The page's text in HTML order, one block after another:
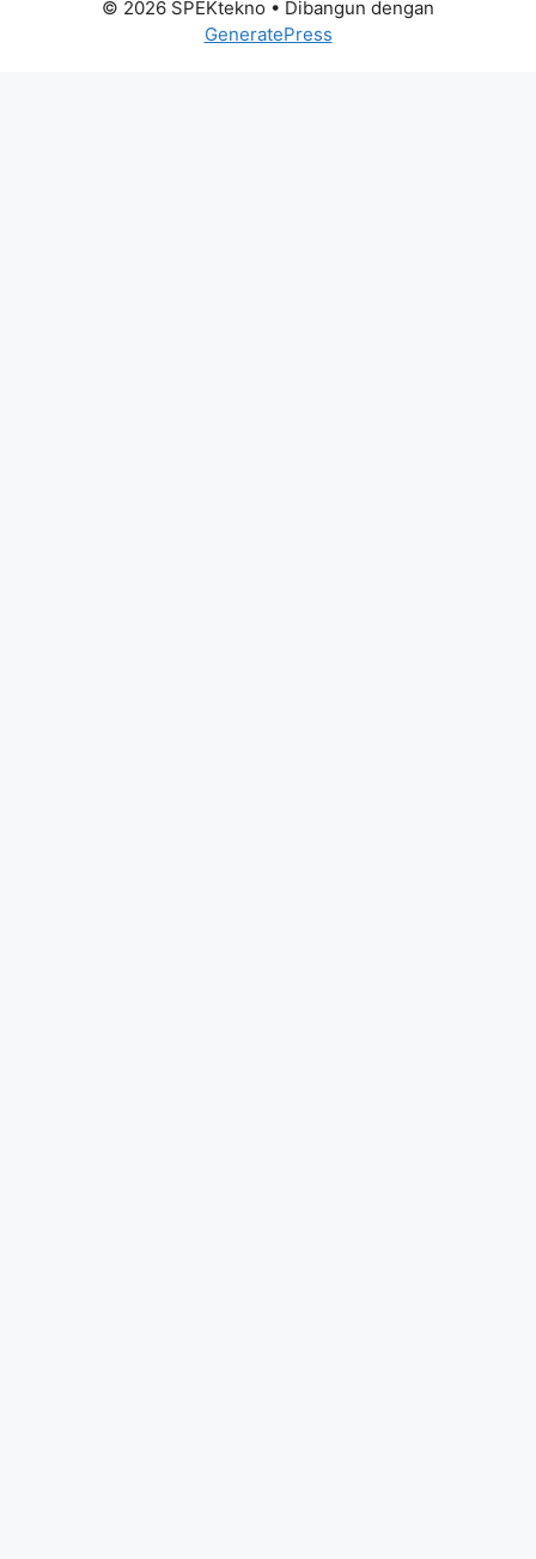
© 2026 SPEKtekno • Dibangun dengan
GeneratePress